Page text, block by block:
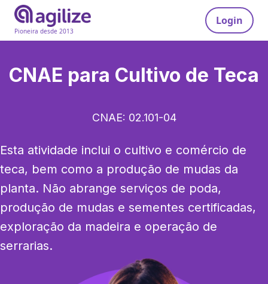
Pioneira desde 2013
Login
CNAE para Cultivo de Teca
CNAE: 02.101-04
Esta atividade inclui o cultivo e comércio de
teca, bem como a produção de mudas da
planta. Não abrange serviços de poda,
produção de mudas e sementes certificadas,
exploração da madeira e operação de
serrarias.